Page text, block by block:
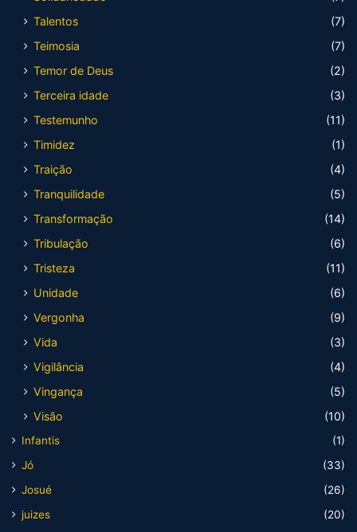
Talentos
(7)
Teimosia
(7)
Temor de Deus
(2)
Terceira idade
(3)
Testemunho
(11)
Timidez
(1)
Traição
(4)
Tranquilidade
(5)
Transformação
(14)
Tribulação
(6)
Tristeza
(11)
Unidade
(6)
Vergonha
(9)
Vida
(3)
Vigilância
(4)
Vingança
(5)
Visão
(10)
Infantis
(1)
Jó
(33)
Josué
(26)
juizes
(20)